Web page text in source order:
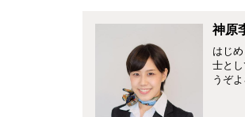
神原
はじ
士と
うぞ